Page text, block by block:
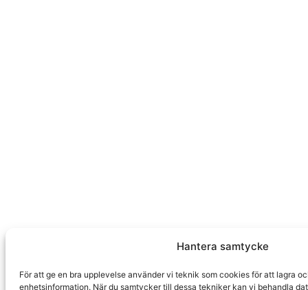
Hantera samtycke
För att ge en bra upplevelse använder vi teknik som cookies för att lagra
enhetsinformation. När du samtycker till dessa tekniker kan vi behandla